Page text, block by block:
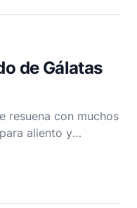
de Gálatas
resuena con muchos
aliento y
tiempo
por vencidos" (NVI).
significado de este